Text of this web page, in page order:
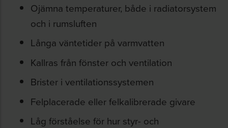
Ojämna temperaturer, både i radiatorsystem
och i rumsluften
Långa väntetider på varmvatten
Kallras från fönster och ventilation
Brister i ventilationssystemen
Felplacerade eller felkalibrerade givare
Låg förståelse för hur styr- och